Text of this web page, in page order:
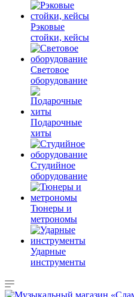
Рэковые
стойки, кейсы
Световое
оборудование
Подарочные
хиты
Студийное
оборудование
Тюнеры и
метрономы
Ударные
инструменты